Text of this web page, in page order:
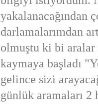
yakalanacağından
darlamalarımdan
olmuştu ki bi aralar
kaymaya başladı
gelince sizi
günlük aramaları